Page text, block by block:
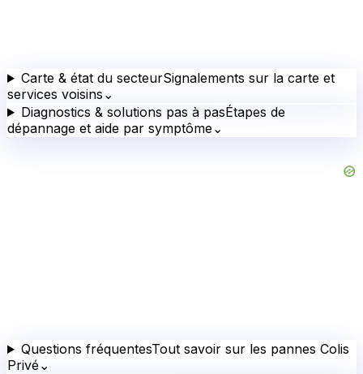
Carte & état du secteurSignalements sur la carte et
services voisins ⌄
Diagnostics & solutions pas à pasÉtapes de
dépannage et aide par symptôme⌄
Questions fréquentesTout savoir sur les pannes Colis
Privé⌄